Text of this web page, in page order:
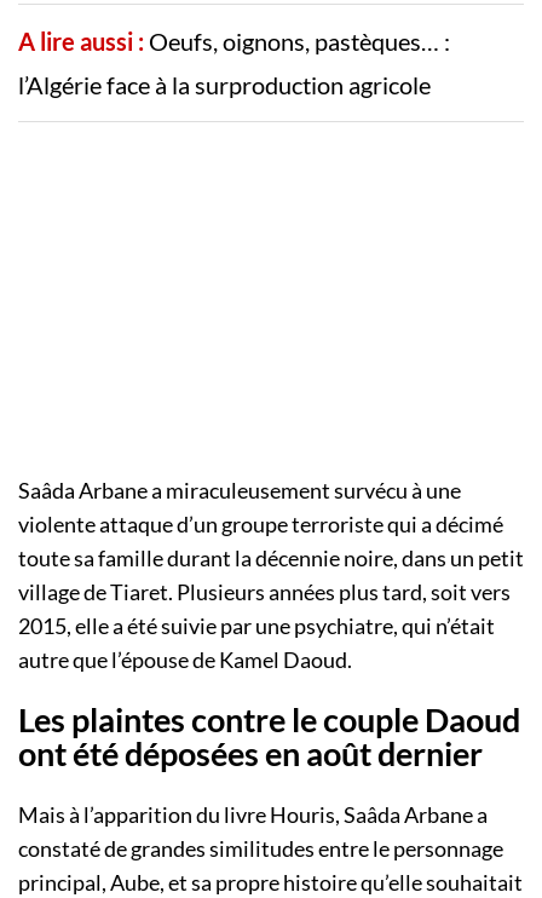
A lire aussi : Oeufs, oignons, pastèques… :
l’Algérie face à la surproduction agricole
Saâda Arbane a miraculeusement survécu à une
violente attaque d’un groupe terroriste qui a décimé
toute sa famille durant la décennie noire, dans un petit
village de Tiaret. Plusieurs années plus tard, soit vers
2015, elle a été suivie par une psychiatre, qui n’était
autre que l’épouse de Kamel Daoud.
Les plaintes contre le couple Daoud
ont été déposées en août dernier
Mais à l’apparition du livre Houris, Saâda Arbane a
constaté de grandes similitudes entre le personnage
principal, Aube, et sa propre histoire qu’elle souhaitait